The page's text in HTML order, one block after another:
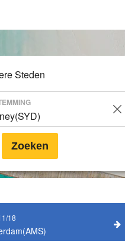
Steden
Zoeken
18